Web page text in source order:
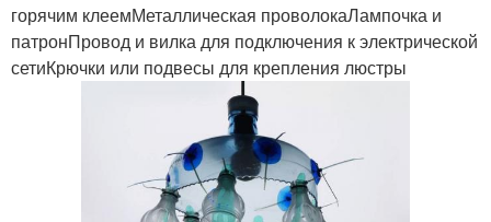
горячим клеемМеталлическая проволокаЛампочка и
патронПровод и вилка для подключения к электрической
сетиКрючки или подвесы для крепления люстры